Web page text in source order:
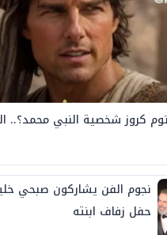
كروز شخصية النبي محمد؟..
نجوم الفن يشاركون صبحي
حفل زفاف ابنته